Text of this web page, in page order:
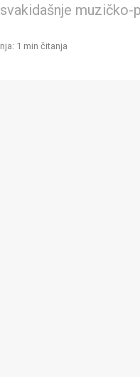
1 min čitanja